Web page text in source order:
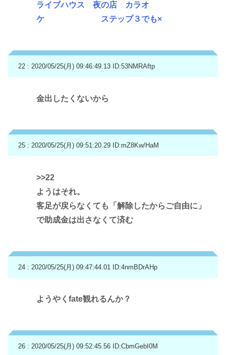
ライブハウス 夜の店 カラオ
ケ ステップ３でも×
22 : 2020/05/25(月) 09:46:49.13 ID:53NMRAftp
金出したくないから
25 : 2020/05/25(月) 09:51:20.29 ID:mZ8Kw/HaM
>>22
ようはそれ。
客足が戻らなくても「解除したからご自由に」
で助成金は出さなくて済む
24 : 2020/05/25(月) 09:47:44.01 ID:4nmBDrAHp
ようやくfate観れるんか？
26 : 2020/05/25(月) 09:52:45.56 ID:CbmGebI0M